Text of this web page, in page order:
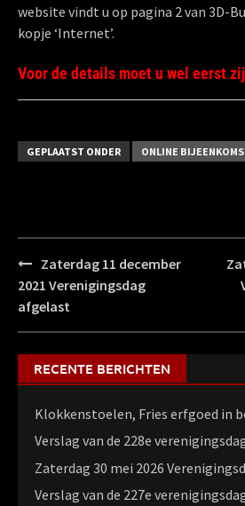
website vindt u op pagina 2 van 3D-
kopje ‘Internet’.
Voor de details moet u wel eerst
GEPLAATST ONDER ONLINE
Bericht
navigatie
Zaterdag 11 december
2021 Verenigingsdag
afgelast
RECENTE BERICHTEN
Klokkenstoelen, Fries erfgoed in
Verslag van de 228e
Zaterdag 30 mei 2026
Verslag van de 227e